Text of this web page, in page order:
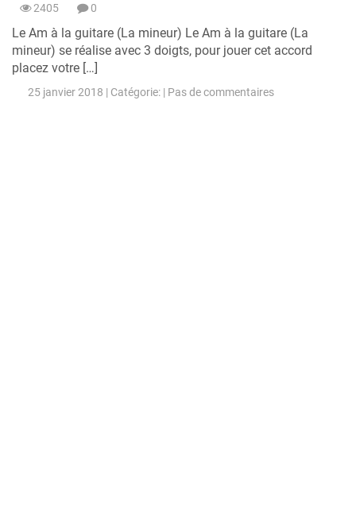
2405 0
Le Am à la guitare (La mineur) Le Am à la guitare (La
mineur) se réalise avec 3 doigts, pour jouer cet accord
placez votre […]
25 janvier 2018 | Catégorie: | Pas de commentaires